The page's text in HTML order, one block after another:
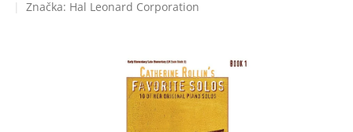
hodnocení
Značka: Hal Leonard Corporation